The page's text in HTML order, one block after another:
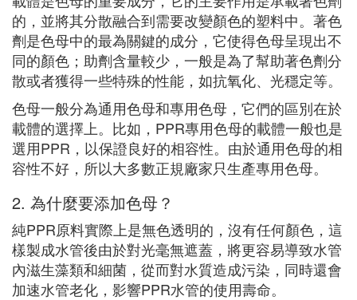
的，並將其分散融合到需要改變顏色的塑料中。著色
劑是色母中的最為關鍵的成分，它使得色母呈現出不
同的顏色；助劑含量較少，一般是為了幫助著色劑分
散或者獲得一些特殊的性能，如抗氧化、光穩定等。
色母一般分為通用色母和專用色母，它們的區別在於
載體的選擇上。比如，PPR專用色母的載體一般也是
選用PPR，以保證良好的相容性。由於通用色母的相
容性不好，所以大多數正規廠家只生產專用色母。
2. 為什麼要添加色母？
純PPR原料實際上是無色透明的，沒有任何顏色，這
樣製成水管後由於對光毫無遮蓋，將更容易導致水管
內滋生藻類和細菌，從而對水質造成污染，同時還會
加速水管老化，影響PPR水管的使用壽命。